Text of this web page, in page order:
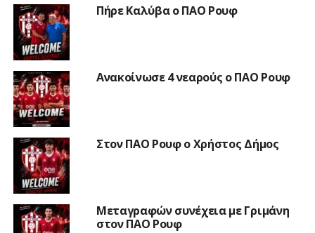
Πήρε Καλύβα ο ΠΑΟ Ρουφ
Ανακοίνωσε 4 νεαρούς ο ΠΑΟ Ρουφ
Στον ΠΑΟ Ρουφ ο Χρήστος Δήμος
Μεταγραφών συνέχεια με Γριμάνη
στον ΠΑΟ Ρουφ